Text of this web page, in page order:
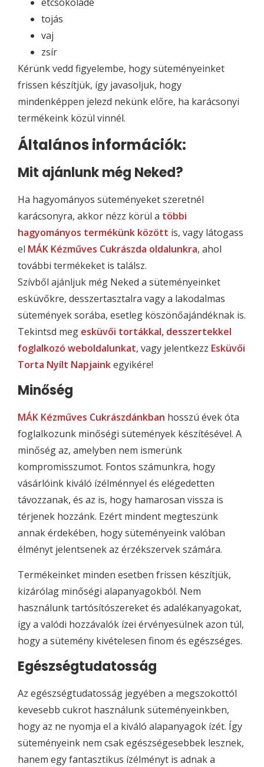
tojás
vaj
zsír
Kérünk vedd figyelembe, hogy süteményeinket
frissen készítjük, így javasoljuk, hogy
mindenképpen jelezd nekünk előre, ha karácsonyi
termékeink közül vinnél.
Általános információk:
Mit ajánlunk még Neked?
Ha hagyományos süteményeket szeretnél
karácsonyra, akkor nézz körül a többi
hagyományos termékünk között is, vagy látogass
el MÁK Kézműves Cukrászda oldalunkra, ahol
további termékeket is találsz.
Szívből ajánljuk még Neked a süteményeinket
esküvőkre, desszertasztalra vagy a lakodalmas
sütemények sorába, esetleg köszönőajándéknak is.
Tekintsd meg esküvői tortákkal, desszertekkel
foglalkozó weboldalunkat, vagy jelentkezz Esküvői
Torta Nyílt Napjainkegyikére!
Minőség
MÁK Kézműves Cukrászdánkban hosszú évek óta
foglalkozunk minőségi sütemények készítésével. A
minőség az, amelyben nem ismerünk
kompromisszumot. Fontos számunkra, hogy
vásárlóink kiváló ízélménnyel és elégedetten
távozzanak, és az is, hogy hamarosan vissza is
térjenek hozzánk. Ezért mindent megteszünk
annak érdekében, hogy süteményeink valóban
élményt jelentsenek az érzékszervek számára.
Termékeinket minden esetben frissen készítjük,
kizárólag minőségi alapanyagokból. Nem
használunk tartósítószereket és adalékanyagokat,
így a valódi hozzávalók ízei érvényesülnek azon túl,
hogy a sütemény kivételesen finom és egészséges.
Egészségtudatosság
Az egészségtudatosság jegyében a megszokottól
kevesebb cukrot használunk süteményeinkben,
hogy az ne nyomja el a kiváló alapanyagok ízét. Így
süteményeink nem csak egészségesebbek lesznek,
hanem egy fantasztikus ízélményt is adnak a